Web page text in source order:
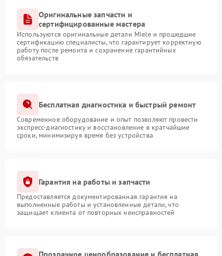
Оригинальные запчасти и
сертифицированные мастера
Используются оригинальные детали Miele и прошедшие
сертификацию специалисты, что гарантирует корректную
работу после ремонта и сохранение гарантийных
обязательств
Бесплатная диагностика и быстрый ремонт
Современное оборудование и опыт позволяют провести
экспресс-диагностику и восстановление в кратчайшие
сроки, минимизируя время без устройства
Гарантия на работы и запчасти
Предоставляется документированная гарантия на
выполненные работы и установленные детали, что
защищает клиента от повторных неисправностей
Прозрачное ценообразование и бесплатная